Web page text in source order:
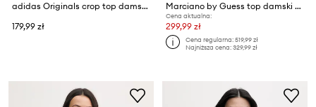
adidas Originals crop top damski
179,99 zł
Marciano by Guess top damski z wiskozy INES
Cena aktualna:
299,99 zł
Cena regularna:519,99 zł
Najniższa cena:329,99 zł